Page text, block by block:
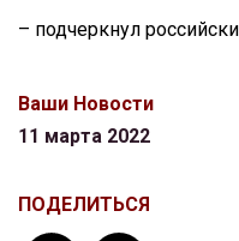
– подчеркнул
Ваши Новости
11 марта 2022
ПОДЕЛИТЬСЯ